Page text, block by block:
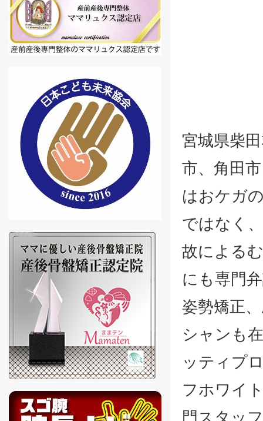
宮城県柴
市、角田
はおケガ
ではなく
故による
にも専門
姿勢矯正
シャンも
ッティプ
フホワイ
門スタッ